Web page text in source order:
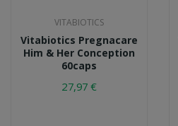
VITABIOTICS
Vitabiotics Pregnacare
Him & Her Conception
60caps
27,97 €